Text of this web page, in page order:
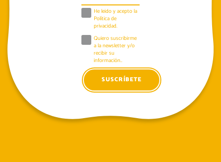
He leido y acepto la
Política de
privacidad.
Quiero suscribirme
a la newsletter y/o
recibir su
información..